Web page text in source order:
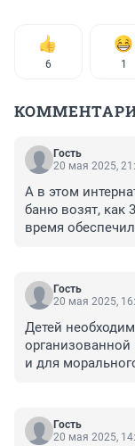
6 1
Гость
20 мая 2025,
А в этом
баню возят, как
время
Гость
20 мая 2025,
Детей
организованной
и для
Гость
20 мая 2025,